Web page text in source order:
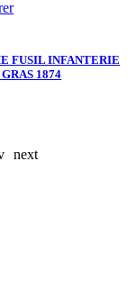
FUSIL INFANTERIE
1874
next